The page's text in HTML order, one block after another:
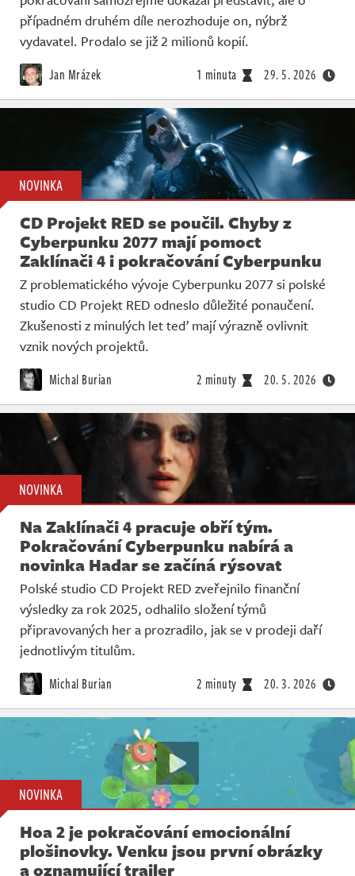
případném druhém díle nerozhoduje on, nýbrž
vydavatel. Prodalo se již 2 milionů kopií.
Jan Mrázek 1 minuta 29. 5. 2026
NOVINKA
CD Projekt RED se poučil. Chyby z
Cyberpunku 2077 mají pomoct
Zaklínači 4 i pokračování Cyberpunku
Z problematického vývoje Cyberpunku 2077 si polské
studio CD Projekt RED odneslo důležité ponaučení.
Zkušenosti z minulých let teď mají výrazně ovlivnit
vznik nových projektů.
Michal Burian 2 minuty 20. 5. 2026
NOVINKA
Na Zaklínači 4 pracuje obří tým.
Pokračování Cyberpunku nabírá a
novinka Hadar se začíná rýsovat
Polské studio CD Projekt RED zveřejnilo finanční
výsledky za rok 2025, odhalilo složení týmů
připravovaných her a prozradilo, jak se v prodeji daří
jednotlivým titulům.
Michal Burian 2 minuty 20. 3. 2026
NOVINKA
Hoa 2 je pokračování emocionální
plošinovky. Venku jsou první obrázky
a oznamující trailer